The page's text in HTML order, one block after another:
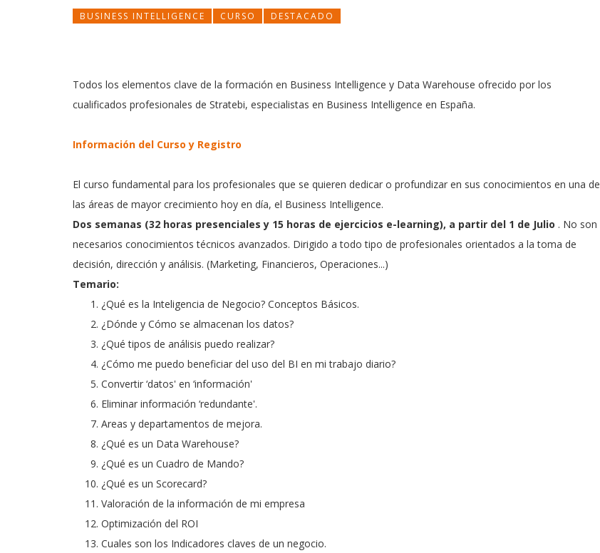
BUSINESS INTELLIGENCE
CURSO DESTACADO
Todos los elementos clave de la formación en Business Intelligence y Data Warehouse ofrecido por los
cualificados profesionales de Stratebi, especialistas en Business Intelligence en España.
Información del Curso y Registro
El curso fundamental para los profesionales que se quieren dedicar o profundizar en sus conocimientos en una de
las áreas de mayor crecimiento hoy en día, el Business Intelligence.
Dos semanas (32 horas presenciales y 15 horas de ejercicios e-learning), a partir del 1 de Julio . No son
necesarios conocimientos técnicos avanzados. Dirigido a todo tipo de profesionales orientados a la toma de
decisión, dirección y análisis. (Marketing, Financieros, Operaciones...)
Temario:
¿Qué es la Inteligencia de Negocio? Conceptos Básicos.
¿Dónde y Cómo se almacenan los datos?
¿Qué tipos de análisis puedo realizar?
¿Cómo me puedo beneficiar del uso del BI en mi trabajo diario?
Convertir ‘datos' en ‘información'
Eliminar información ‘redundante'.
Areas y departamentos de mejora.
¿Qué es un Data Warehouse?
¿Qué es un Cuadro de Mando?
¿Qué es un Scorecard?
Valoración de la información de mi empresa
Optimización del ROI
Cuales son los Indicadores claves de un negocio.